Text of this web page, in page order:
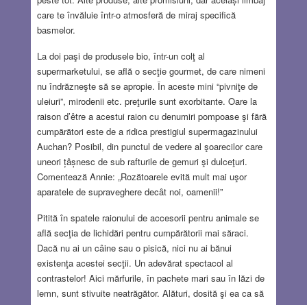
care te învăluie într-o atmosferă de miraj specifică
basmelor.
La doi paşi de produsele bio, într-un colţ al
supermarketului, se află o secţie gourmet, de care nimeni
nu îndrăzneşte să se apropie. În aceste mini “pivniţe de
uleiuri”, mirodenii etc. preţurile sunt exorbitante. Oare la
raison d’être a acestui raion cu denumiri pompoase şi fără
cumpărători este de a ridica prestigiul supermagazinului
Auchan? Posibil, din punctul de vedere al şoarecilor care
uneori țâșnesc de sub rafturile de gemuri şi dulceţuri.
Comentează Annie: „Rozătoarele evită mult mai uşor
aparatele de supraveghere decât noi, oamenii!”
Pitită în spatele raionului de accesorii pentru animale se
află secţia de lichidări pentru cumpărătorii mai săraci.
Dacă nu ai un câine sau o pisică, nici nu ai bănui
existenţa acestei secţii. Un adevărat spectacol al
contrastelor! Aici mărfurile, în pachete mari sau în lăzi de
lemn, sunt stivuite neatrăgător. Alături, dosită şi ea ca să